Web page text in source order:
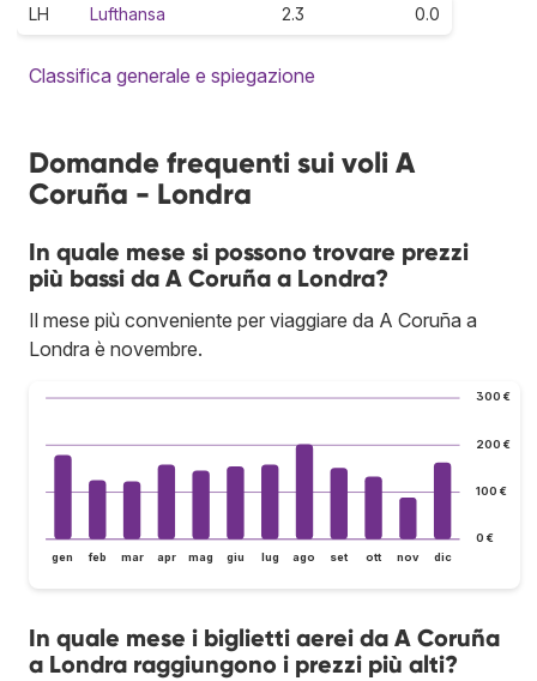
LH Lufthansa 2.3 0.0
Classifica generale e spiegazione
Domande frequenti sui voli A
Coruña - Londra
In quale mese si possono trovare prezzi
più bassi da A Coruña a Londra?
Il mese più conveniente per viaggiare da A Coruña a
Londra è novembre.
0 €
100 €
200 €
300 €
gen feb mar apr mag giu lug ago set ott nov dic
In quale mese i biglietti aerei da A Coruña
a Londra raggiungono i prezzi più alti?